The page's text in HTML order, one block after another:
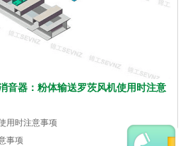
音器：粉体输送罗茨风机使用时注意
时注意事项
事项